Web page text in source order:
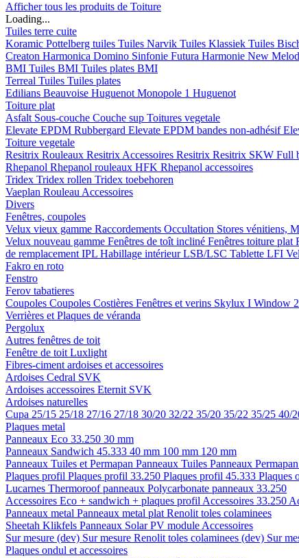
Afficher tous les produits de Toiture
Loading...
Tuiles terre cuite
Koramic Pottelberg tuiles Tuiles Narvik Tuiles Klassiek Tuiles
Creaton Harmonica Domino Sinfonie Futura Harmonie New
BMI Tuiles BMI Tuiles plates BMI
Terreal Tuiles Tuiles plates
Edilians Beauvoise Huguenot Monopole 1 Huguenot
Toiture plat
Asfalt Sous-couche Couche sup Toitures vegetale
Elevate EPDM Rubbergard Elevate EPDM bandes non-adhésif
Toiture vegetale
Resitrix Rouleaux Resitrix Accessoires Resitrix Resitrix SKW Full
Rhepanol Rhepanol rouleaux HFK Rhepanol accessoires
Tridex Tridex rollen Tridex toebehoren
Vaeplan Rouleau Accessoires
Divers
Fenêtres, coupoles
Velux vieux gamme Raccordements Occultation Stores vénitiens,
Velux nouveau gamme Fenêtres de toît incliné Fenêtres toiture plat
de remplacement IPL Habillage intérieur LSB/LSC Tablette LFI
Fakro en roto
Fenstro
Ferov tabatieres
Coupoles Coupoles Costières Fenêtres et verins Skylux I Window 2
Verrières et Plaques de véranda
Pergolux
Autres fenêtres de toit
Fenêtre de toit Luxlight
Fibres-ciment ardoises et accessoires
Ardoises Cedral SVK
Ardoises accessoires Eternit SVK
Ardoises naturelles
Cupa 25/15 25/18 27/16 27/18 30/20 32/22 35/20 35/22 35/25 40/
Plaques metal
Panneaux Eco 33.250 30 mm
Panneaux Sandwich 45.333 40 mm 100 mm 120 mm
Panneaux Tuiles et Permapan Panneaux Tuiles Panneaux Permapan
Plaques profil Plaques profil 33.250 Plaques profil 45.333 Plaques
Lucarnes Thermoroof panneaux Polycarbonate panneaux 33.250
Accessoires Eco + sandwich + plaques profil Accessoires 33.250
Panneaux metal Panneaux metal plat Renolit toles colaminees
Sheetah Klikfels Panneaux Solar PV module Accessoires
Sur mesure (dev) Sur mesure Renolit toles colaminees (dev) Sur
Plaques ondul et accessoires